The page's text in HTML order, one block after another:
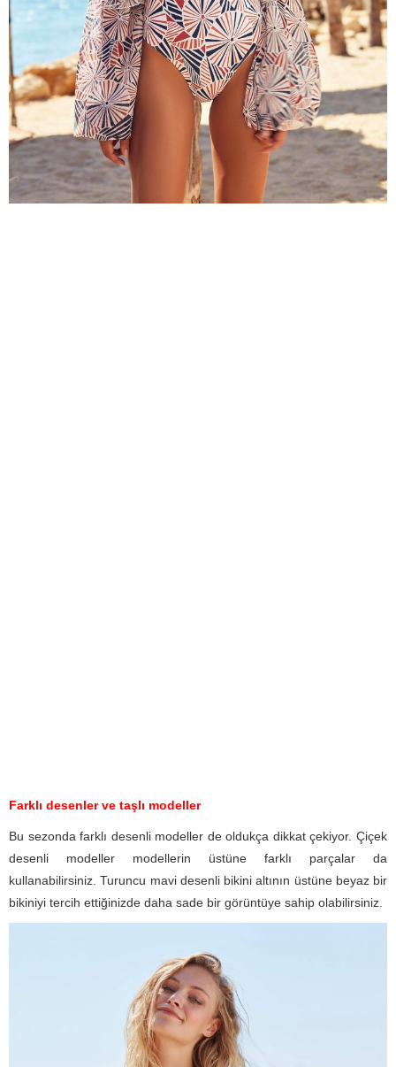
Farklı desenler ve taşlı modeller
Bu sezonda farklı desenli modeller de oldukça dikkat çekiyor. Çiçek
desenli modeller modellerin üstüne farklı parçalar da
kullanabilirsiniz. Turuncu mavi desenli bikini altının üstüne beyaz bir
bikiniyi tercih ettiğinizde daha sade bir görüntüye sahip olabilirsiniz.